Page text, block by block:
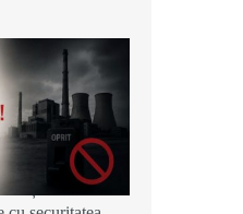
PSD de
și USR